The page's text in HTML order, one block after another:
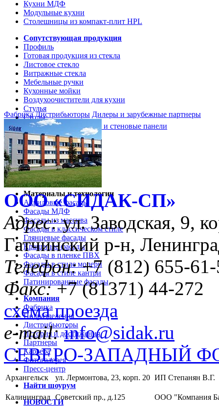
Кухни МДФ
Модульные кухни
Столешницы из компакт-плит HPL
Сопутствующая продукция
Профиль
Готовая продукция из стекла
Листовое стекло
Витражные стекла
Мебельные ручки
Кухонные мойки
Воздухоочистители для кухни
Стулья
Столы
Кухонные столешницы и стеновые панели
Кухни и мебель
Кухни Softline Marine
Кухни Сидак-СП
Гид по декорам
Материалы и технологии
Акриловые фасады
Фасады МДФ
Фасады из массива
Фасады в классическом стиле
Глянцевые фасады
Крашеные фасады
Фасады в пленке ПВХ
Фасады в стиле модерн
Фасады в стиле кантри
Патинированные фасады
Компания
Фабрика
Подразделения
Дистрибьюторы
История и достижения
Партнеры
Карьера
Фотогалерея
Пресс-центр
Найти шоурум
НОВОСТИ
Фабрика Дистрибьюторы Дилеры и зарубежные партнеры
ООО «CИДАК-СП»
Адрес:ул. Заводская, 9,
Гатчинский р-н,
Телефон:+7 (812) 655-
Факс:+7 (81371) 44-272
схема проезда
e-mail: info@sidak.ru
СЕВЕРО-ЗАПАДНЫЙ
Архангельск ул. Лермонтова, 23, корп. 20 ИП Степанян В.Г.
Калининград Советский пр., д.125 ООО "Компания